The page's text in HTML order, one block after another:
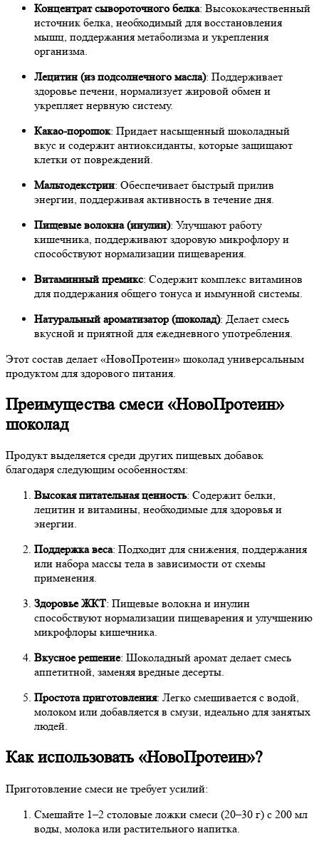
Концентрат сывороточного белка: Высококачественный
источник белка, необходимый для восстановления
мышц, поддержания метаболизма и укрепления
организма.
Лецитин (из подсолнечного масла): Поддерживает
здоровье печени, нормализует жировой обмен и
укрепляет нервную систему.
Какао-порошок: Придает насыщенный шоколадный
вкус и содержит антиоксиданты, которые защищают
клетки от повреждений.
Мальтодекстрин: Обеспечивает быстрый прилив
энергии, поддерживая активность в течение дня.
Пищевые волокна (инулин): Улучшают работу
кишечника, поддерживают здоровую микрофлору и
способствуют нормализации пищеварения.
Витаминный премикс: Содержит комплекс витаминов
для поддержания общего тонуса и иммунной системы.
Натуральный ароматизатор (шоколад): Делает смесь
вкусной и приятной для ежедневного употребления.
Этот состав делает «НовоПротеин» шоколад универсальным
продуктом для здорового питания.
Преимущества смеси «НовоПротеин»
шоколад
Продукт выделяется среди других пищевых добавок
благодаря следующим особенностям:
Высокая питательная ценность: Содержит белки,
лецитин и витамины, необходимые для здоровья и
энергии.
Поддержка веса: Подходит для снижения, поддержания
или набора массы тела в зависимости от схемы
применения.
Здоровье ЖКТ: Пищевые волокна и инулин
способствуют нормализации пищеварения и улучшению
микрофлоры кишечника.
Вкусное решение: Шоколадный аромат делает смесь
аппетитной, заменяя вредные десерты.
Простота приготовления: Легко смешивается с водой,
молоком или добавляется в смузи, идеально для занятых
людей.
Как использовать «НовоПротеин»?
Приготовление смеси не требует усилий:
Смешайте 1–2 столовые ложки смеси (20–30 г) с 200 мл
воды, молока или растительного напитка.